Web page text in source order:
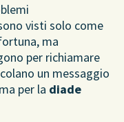
visti solo come
ma
per richiamare
un messaggio
per la diade